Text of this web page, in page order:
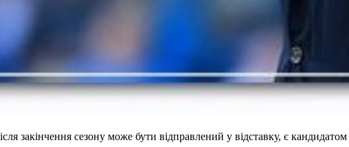
закінчення сезону може бути відправлений у відставку, є